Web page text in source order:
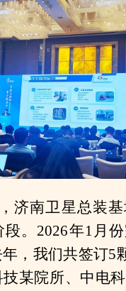
济南卫星总装
。2026年1月
，我们共签订5
某院所、中电